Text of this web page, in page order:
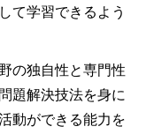
て学習できるよう
の独自性と専門性
題解決技法を身に
動ができる能力を